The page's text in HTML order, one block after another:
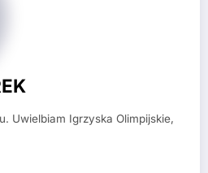
Uwielbiam Igrzyska Olimpijskie,